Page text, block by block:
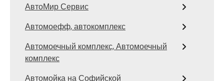
АвтоМир Сервис
Автомоефф, автокомплекс
Автомоечный комплекс, Автомоечный
комплекс
Автомойка на Софийской